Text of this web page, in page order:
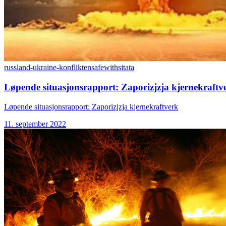
russland-ukraine-konfliktensafewithsitata
Løpende situasjonsrapport: Zaporizjzja
Løpende situasjonsrapport: Zaporizjzja kjernekraftverk
11. september 2022